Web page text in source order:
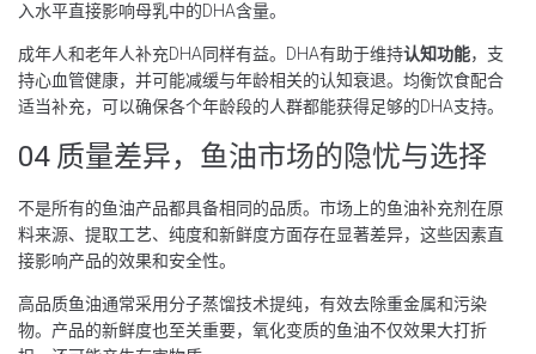
入水平直接影响母乳中的DHA含量。
成年人和老年人补充DHA同样有益。DHA有助于维持认知功能，支
持心血管健康，并可能减缓与年龄相关的认知衰退。均衡饮食配合
适当补充，可以确保各个年龄段的人群都能获得足够的DHA支持。
04 质量差异，鱼油市场的隐忧与选择
不是所有的鱼油产品都具备相同的品质。市场上的鱼油补充剂在原
料来源、提取工艺、纯度和新鲜度方面存在显著差异，这些因素直
接影响产品的效果和安全性。
高品质鱼油通常采用分子蒸馏技术提纯，有效去除重金属和污染
物。产品的新鲜度也至关重要，氧化变质的鱼油不仅效果大打折